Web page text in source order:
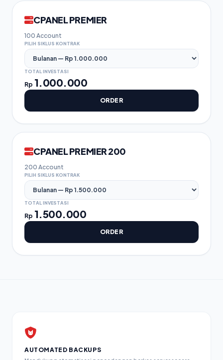
CPANEL PREMIER
100 Account
PILIH SIKLUS KONTRAK
TOTAL INVESTASI
Rp 1.000.000
ORDER
CPANEL PREMIER 200
200 Account
PILIH SIKLUS KONTRAK
TOTAL INVESTASI
Rp 1.500.000
ORDER
AUTOMATED BACKUPS